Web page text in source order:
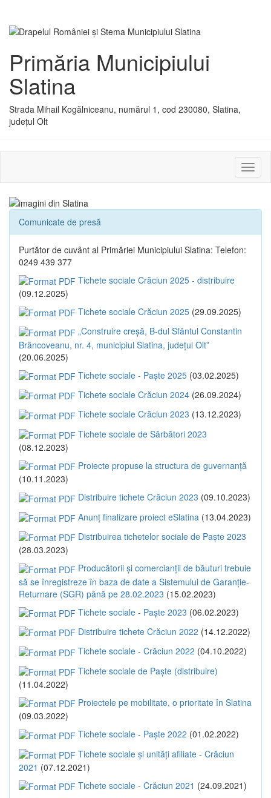
Primăria Municipiului
Slatina
Strada Mihail Kogălniceanu, numărul 1, cod 230080, Slatina,
județul Olt
sau
Comunicate de presă
Purtător de cuvânt al Primăriei Municipiului Slatina: Telefon:
0249 439 377
Tichete sociale Crăciun 2025 - distribuire
(09.12.2025)
Tichete sociale Crăciun 2025 (29.09.2025)
„Construire creșă, B-dul Sfântul Constantin
Brâncoveanu, nr. 4, municipiul Slatina, județul Olt”
(20.06.2025)
Tichete sociale - Paște 2025 (03.02.2025)
Tichete sociale Crăciun 2024 (26.09.2024)
Tichete sociale Crăciun 2023 (13.12.2023)
Tichete sociale de Sărbători 2023
(08.12.2023)
Proiecte propuse la structura de guvernanță
(10.11.2023)
Distribuire tichete Crăciun 2023 (09.10.2023)
Anunț finalizare proiect eSlatina (13.04.2023)
Distribuirea tichetelor sociale de Paște 2023
(28.03.2023)
Producătorii și comercianții de băuturi trebuie
să se înregistreze în baza de date a Sistemului de Garanție-
Returnare (SGR) până pe 28.02.2023 (15.02.2023)
Tichete sociale - Paște 2023 (06.02.2023)
Distribuire tichete Crăciun 2022 (14.12.2022)
Tichete sociale - Crăciun 2022 (04.10.2022)
Tichete sociale de Paște (distribuire)
(11.04.2022)
Proiectele pe mobilitate, o prioritate în Slatina
(09.03.2022)
Tichete sociale - Paște 2022 (01.02.2022)
Tichete sociale și unități afiliate - Crăciun
2021 (07.12.2021)
Tichete sociale - Crăciun 2021 (24.09.2021)